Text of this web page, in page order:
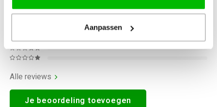
Aanpassen
Alle reviews
Je beoordeling toevoegen